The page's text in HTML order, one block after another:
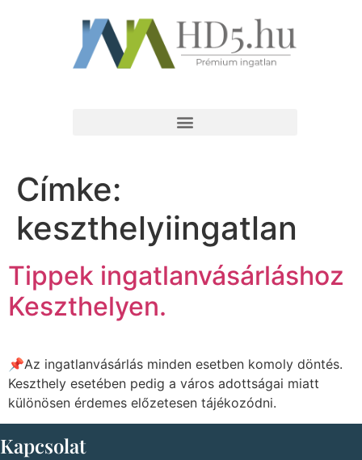
Címke:
keszthelyiingatlan
Tippek ingatlanvásárláshoz
Keszthelyen.
📌Az ingatlanvásárlás minden esetben komoly döntés.
Keszthely esetében pedig a város adottságai miatt
különösen érdemes előzetesen tájékozódni.
Kapcsolat